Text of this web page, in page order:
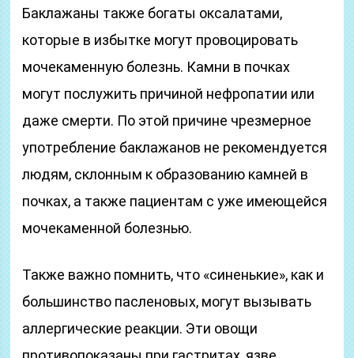
Баклажаны также богаты оксалатами,
которые в избытке могут провоцировать
мочекаменную болезнь. Камни в почках
могут послужить причиной нефропатии или
даже смерти. По этой причине чрезмерное
употребление баклажанов не рекомендуется
людям, склонным к образованию камней в
почках, а также пациентам с уже имеющейся
мочекаменной болезнью.
Также важно помнить, что «синенькие», как и
большинство пасленовых, могут вызывать
аллергические реакции. Эти овощи